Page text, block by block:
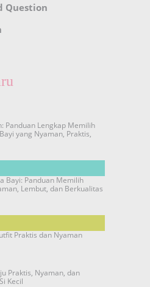
Question
Panduan Lengkap Memilih
yang Nyaman, Praktis,
Bayi: Panduan Memilih
Lembut, dan Berkualitas
Praktis dan Nyaman
Praktis, Nyaman, dan
Kecil